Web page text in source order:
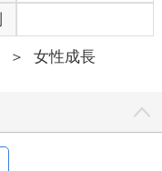
在當地求學，當年未能
，家裡還借了二胎房貸
都在想，要怎麼開口
啊。開始拆行李的那一
的訊息，『妳可以把培
＞ 女性成長